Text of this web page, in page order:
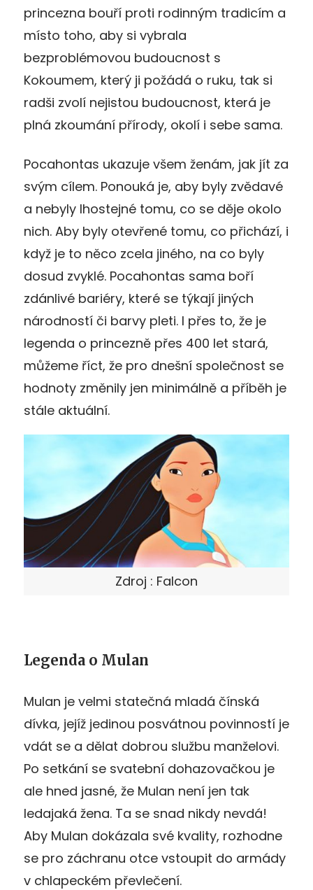
princezna bouří proti rodinným tradicím a
místo toho, aby si vybrala
bezproblémovou budoucnost s
Kokoumem, který ji požádá o ruku, tak si
radši zvolí nejistou budoucnost, která je
plná zkoumání přírody, okolí i sebe sama.
Pocahontas ukazuje všem ženám, jak jít za
svým cílem. Ponouká je, aby byly zvědavé
a nebyly lhostejné tomu, co se děje okolo
nich. Aby byly otevřené tomu, co přichází, i
když je to něco zcela jiného, na co byly
dosud zvyklé. Pocahontas sama boří
zdánlivé bariéry, které se týkají jiných
národností či barvy pleti. I přes to, že je
legenda o princezně přes 400 let stará,
můžeme říct, že pro dnešní společnost se
hodnoty změnily jen minimálně a příběh je
stále aktuální.
Zdroj : Falcon
Legenda o Mulan
Mulan je velmi statečná mladá čínská
dívka, jejíž jedinou posvátnou povinností je
vdát se a dělat dobrou službu manželovi.
Po setkání se svatební dohazovačkou je
ale hned jasné, že Mulan není jen tak
ledajaká žena. Ta se snad nikdy nevdá!
Aby Mulan dokázala své kvality, rozhodne
se pro záchranu otce vstoupit do armády
v chlapeckém převlečení.